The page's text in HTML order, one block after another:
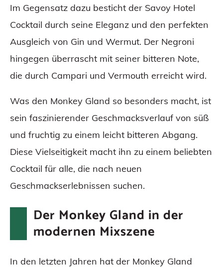
Im Gegensatz dazu besticht der Savoy Hotel
Cocktail durch seine Eleganz und den perfekten
Ausgleich von Gin und Wermut. Der Negroni
hingegen überrascht mit seiner bitteren Note,
die durch Campari und Vermouth erreicht wird.
Was den Monkey Gland so besonders macht, ist
sein faszinierender Geschmacksverlauf von süß
und fruchtig zu einem leicht bitteren Abgang.
Diese Vielseitigkeit macht ihn zu einem beliebten
Cocktail für alle, die nach neuen
Geschmackserlebnissen suchen.
Der Monkey Gland in der
modernen Mixszene
In den letzten Jahren hat der Monkey Gland